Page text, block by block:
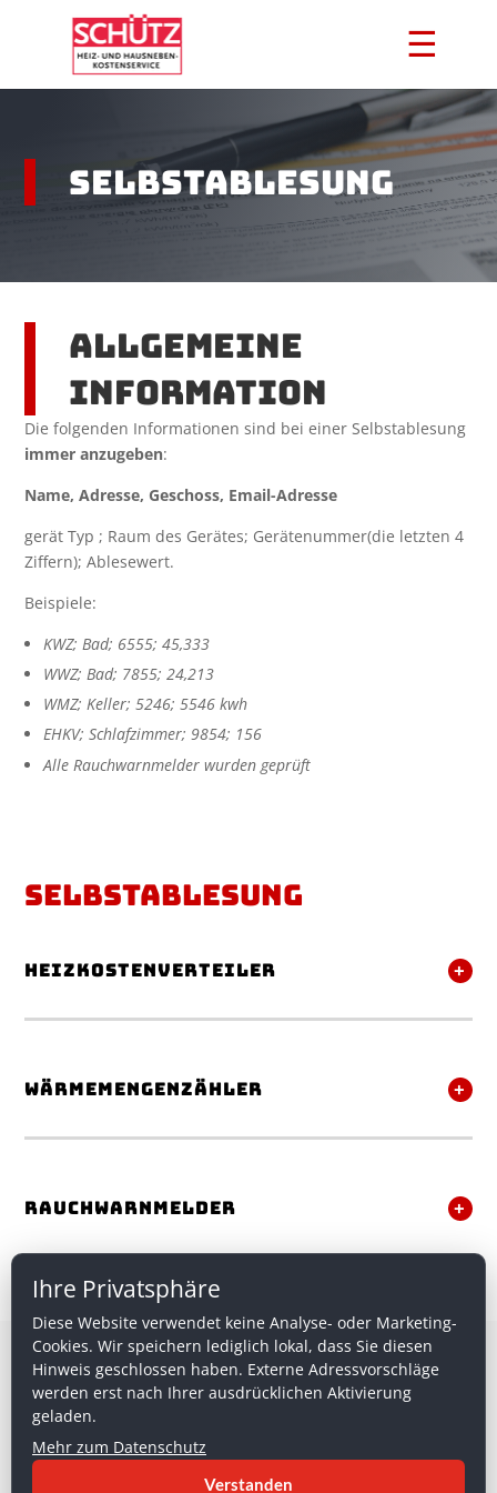
☰
SELBSTABLESUNG
Allgemeine
Information
Die folgenden Informationen sind bei einer Selbstablesung
immer anzugeben:
Name, Adresse, Geschoss, Email-Adresse
gerät Typ ; Raum des Gerätes; Gerätenummer(die letzten 4
Ziffern); Ablesewert.
Beispiele:
KWZ; Bad; 6555; 45,333
WWZ; Bad; 7855; 24,213
WMZ; Keller; 5246; 5546 kwh
EHKV; Schlafzimmer; 9854; 156
Alle Rauchwarnmelder wurden geprüft
Selbstablesung
Heizkostenverteiler
Wärmemengenzähler
Rauchwarnmelder
Ihre Privatsphäre
Diese Website verwendet keine Analyse- oder Marketing-
Cookies. Wir speichern lediglich lokal, dass Sie diesen
Hinweis geschlossen haben. Externe Adressvorschläge
werden erst nach Ihrer ausdrücklichen Aktivierung
geladen.
Mehr zum Datenschutz
Verstanden